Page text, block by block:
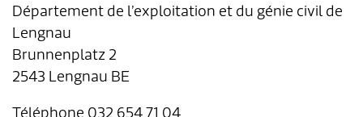
Département de l’exploitation et du génie civil de
Lengnau
Brunnenplatz 2
2543 Lengnau BE